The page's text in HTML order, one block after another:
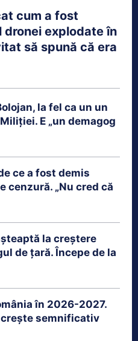
cum a fost
explodate în
să spună că era
la fel ca un un
E „un demagog
ce a fost demis
cenzură. „Nu cred că
la creștere
de țară. Începe de la
în 2026-2027.
semnificativ